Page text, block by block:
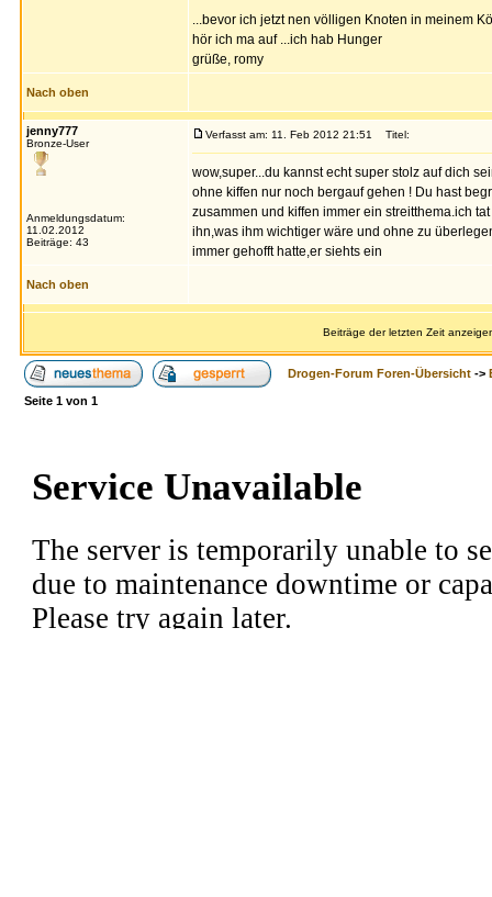
...bevor ich jetzt nen völligen Knoten in meinem
hör ich ma auf ...ich hab Hunger
grüße, romy
Nach oben
jenny777
Bronze-User
Anmeldungsdatum:
11.02.2012
Beiträge: 43
Verfasst am: 11. Feb 2012 21:51 Titel:
wow,super...du kannst echt super stolz auf dich
ohne kiffen nur noch bergauf gehen ! Du hast
zusammen und kiffen immer ein streitthema.ich
ihn,was ihm wichtiger wäre und ohne zu
immer gehofft hatte,er siehts ein
Nach oben
Beiträge der letzten Zeit
Drogen-Forum Foren-Übersicht ->
Seite 1 von 1